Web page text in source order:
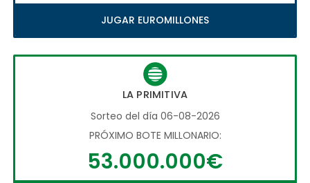
JUGAR EUROMILLONES
LA PRIMITIVA
Sorteo del día 06-08-2026
PRÓXIMO BOTE MILLONARIO:
53.000.000€